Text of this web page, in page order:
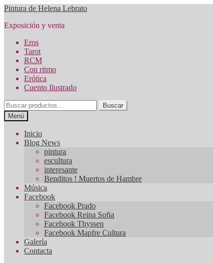
Ir
la
Ir
contenido
Pintura de Helena Lebrato
Exposición y venta
Eros
Tarot
RCM
Con ritmo
Erótica
Cuento Ilustrado
Buscar
por:
Buscar
Menú
Inicio
Blog News
pintura
escultura
interesante
Benditos ! Muertos de Hambre
Música
Facebook
Facebook Prado
Facebook Reina Sofia
Facebook Thyssen
Facebook Mapfre Cultura
Galería
Contacta